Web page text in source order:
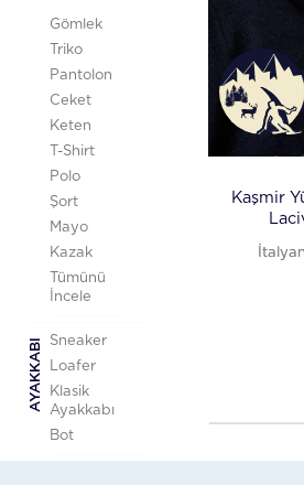
Gömlek
Triko
Pantolon
Ceket
Keten
T-Shirt
Polo
Şort
Mayo
Kazak
Tümünü
İncele
AYAKKABI
Sneaker
Loafer
Klasik
Ayakkabı
Bot
Kaşmir